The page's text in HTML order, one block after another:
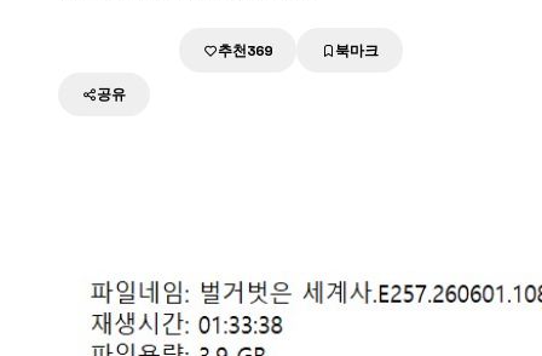
추천369 북마크
공유